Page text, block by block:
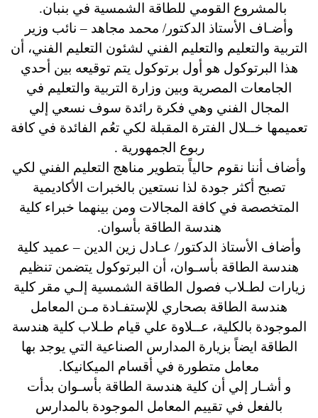
بالمشروع القومي للطاقة الشمسية في بنبان.
وأضـاف الأستاذ الدكتور/ محمد مجاهد – نائب وزير
التربية والتعليم والتعليم الفني لشئون التعليم الفني، أن
هذا البرتوكول هو أول برتوكول يتم توقيعه بين أحدي
الجامعات المصرية وبين وزارة التربية والتعليم في
المجال الفني وهي فكرة رائدة سوف نسعي إلي
تعميمها خــلال الفترة المقبلة لكي تعُم الفائدة في كافة
ربوع الجمهورية .
وأضاف أننا نقوم حالياً بتطوير مناهج التعليم الفني لكي
تصبح أكثر جودة لذا نستعين بالخبرات الأكاديمية
المتخصصة في كافة المجالات ومن بينهما خبراء كلية
هندسة الطاقة بأسوان.
وأضاف الأستاذ الدكتور/ عـادل زين الدين – عميد كلية
هندسة الطاقة بأسـوان، أن البرتوكول يتضمن تنظيم
زيارات لطـلاب فصول الطاقة الشمسية إلـي مقر كلية
هندسة الطاقة بصحاري للإستفـادة مـن المعامل
الموجودة بالكلية، عــلاوة علي قيام طـلاب كلية هندسة
الطاقة ايضاً بزيارة المدارس الصناعية التي يوجد بها
معامل متطورة في أقسام الميكانيكا.
و أشـار إلي أن كلية هندسة الطاقة بأسـوان بدأت
بالفعل في تقييم المعامل الموجودة بالمدارس